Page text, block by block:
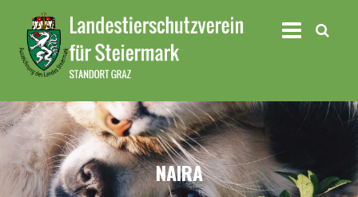
NAIRA